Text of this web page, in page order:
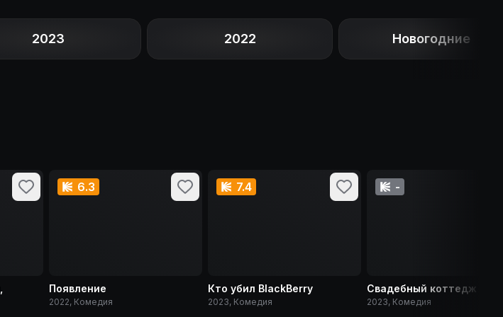
2023 2022 Новогодние
6.3
Появление
2022, Комедия
7.4
Кто убил BlackBerry
2023, Комедия
-
Свадебный коттедж
2023, Комедия